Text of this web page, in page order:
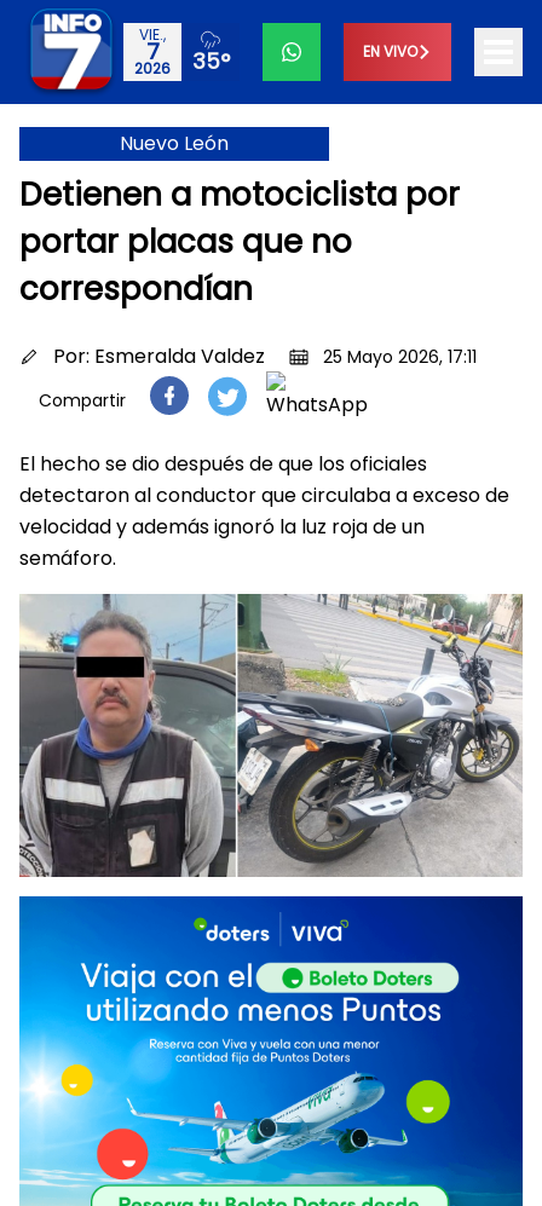
VIE.,
7
2026 35° EN VIVO
Nuevo León
Detienen a motociclista por
portar placas que no
correspondían
Por: Esmeralda Valdez
25 Mayo 2026, 17:11
Compartir
El hecho se dio después de que los oficiales
detectaron al conductor que circulaba a exceso de
velocidad y además ignoró la luz roja de un
semáforo.